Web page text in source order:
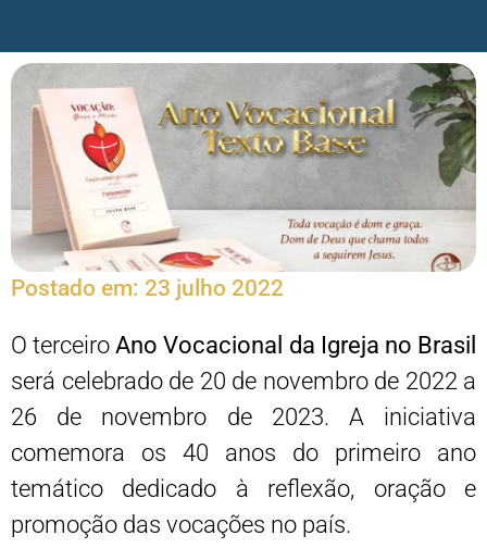
Postado em: 23 julho 2022
O terceiroAno Vocacional da Igreja no Brasil
será celebrado de 20 de novembro de 2022 a
26 de novembro de 2023. A iniciativa
comemora os 40 anos do primeiro ano
temático dedicado à reflexão, oração e
promoção das vocações no país.